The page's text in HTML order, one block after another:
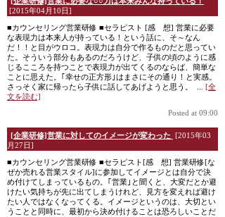
[2015年04月10日]
■カウンセリング営業研修 ■セラピスト [感 想] 営業に必要
な表現力は本来人が持っている！という話に、そ～なん
だ！！と目がウロコ。表現力は自分で作るものだと思ってい
た。そういう部分もあるのだろうけど、子供の頃のように感
じるこころを持つことで表現力が出てくるのならば、簡単な
ことに思えた。｢幸せの正方形｣はまさにその通り！と実感。
さっそく家に帰ったら子供に話してあげようと思う。 ... [全
文を読む]
Posted at 09:00
[企業研修]営業に対してのイメージが変わった
[2015年03
月27日]
■カウンセリング営業研修 ■セラピスト[感 想] 営業研修[な
ぜか売れる営業スタイル]に参加してイメージとは自分で決
め付けてしまっているもの。｢営業｣と聞くと、大変だとか避
けたい気持ちが先に出てしまうけれど、見方を変えれば避け
たい人ではなくなってくる。イメージというのは、大切とい
うことと同時に、最初から決め付けることは恐ろしいことだ